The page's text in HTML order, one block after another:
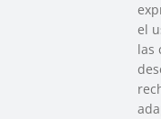
el
las